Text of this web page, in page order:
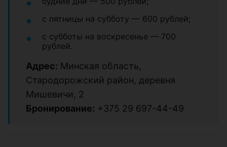
с пятницы на субботу — 600 рублей;
с субботы на воскресенье — 700
рублей.
Адрес: Минская область,
Стародорожский район, деревня
Мишевичи, 2
Бронирование: +375 29 697-44-49